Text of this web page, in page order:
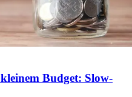
Budget: Slow-